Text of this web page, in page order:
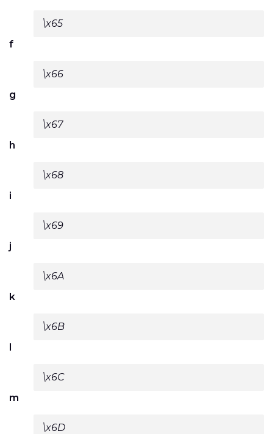
\x65
f
\x66
g
\x67
h
\x68
i
\x69
j
\x6A
k
\x6B
l
\x6C
m
\x6D